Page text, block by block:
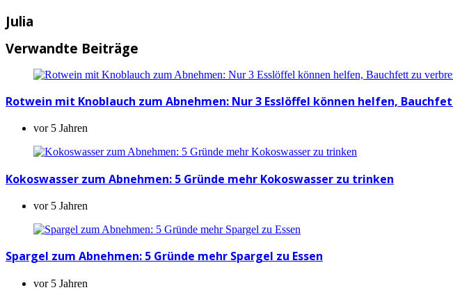
Julia
Verwandte Beiträge
Rotwein mit Knoblauch zum Abnehmen: Nur 3 Esslöffel können helfen,
vor 5 Jahren
Kokoswasser zum Abnehmen: 5 Gründe mehr Kokoswasser zu trinken
vor 5 Jahren
Spargel zum Abnehmen: 5 Gründe mehr Spargel zu Essen
vor 5 Jahren